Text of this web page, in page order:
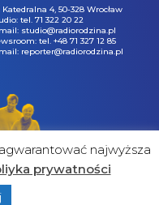
Katedralna 4, 50-328 Wrocław
tel. 71 322 20 22
studio@radiorodzina.pl
tel. +48 71 327 12 85
reporter@radiorodzina.pl
najwyższa
prywatności